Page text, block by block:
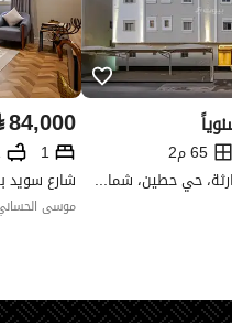
المساحة
186
عدد الغرف
4
65 م2
شارع سويد بن حارثة، حي حطين، شمال الرياض، الرياض
84,000
1
موسى